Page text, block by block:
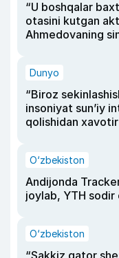
“U boshqalar
otasini kutgan
Ahmedovaning
Dunyo
“Biroz
insoniyat sun’iy
qolishidan
O‘zbekiston
Andijonda
joylab, YTH sodir
O‘zbekiston
“Sakkiz qator